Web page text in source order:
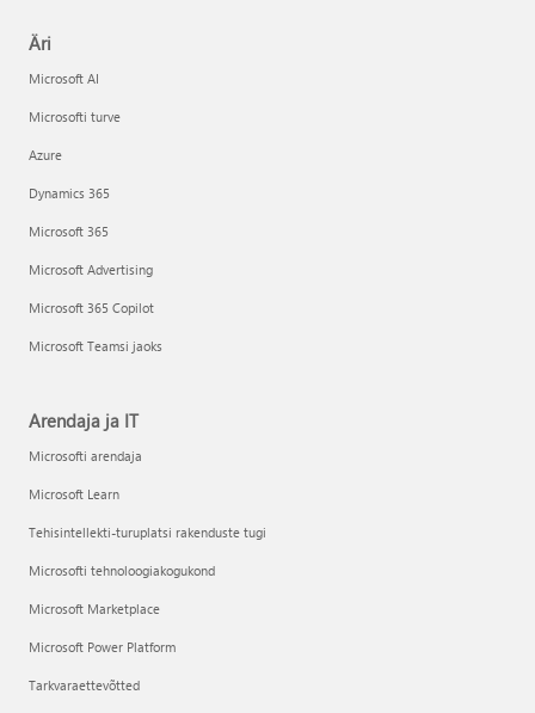
Äri
Microsoft AI
Microsofti turve
Azure
Dynamics 365
Microsoft 365
Microsoft Advertising
Microsoft 365 Copilot
Microsoft Teamsi jaoks
Arendaja ja IT
Microsofti arendaja
Microsoft Learn
Tehisintellekti-turuplatsi rakenduste tugi
Microsofti tehnoloogiakogukond
Microsoft Marketplace
Microsoft Power Platform
Tarkvaraettevõtted